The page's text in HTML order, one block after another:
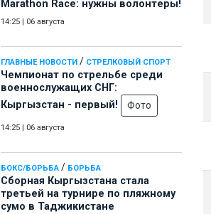
Marathon Race: нужны волонтеры!
14:25 06 августа
ГЛАВНЫЕ НОВОСТИ / СТРЕЛКОВЫЙ СПОРТ
Чемпионат по стрельбе среди
военнослужащих СНГ:
Кыргызстан - первый!
Фото
14:25 06 августа
БОКС/БОРЬБА / БОРЬБА
Сборная Кыргызстана стала
третьей на турнире по пляжному
сумо в Таджикистане